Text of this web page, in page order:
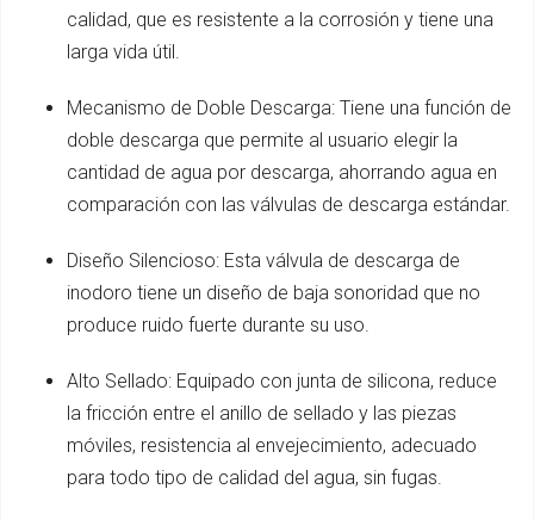
calidad, que es resistente a la corrosión y tiene una
larga vida útil.
Mecanismo de Doble Descarga: Tiene una función de
doble descarga que permite al usuario elegir la
cantidad de agua por descarga, ahorrando agua en
comparación con las válvulas de descarga estándar.
Diseño Silencioso: Esta válvula de descarga de
inodoro tiene un diseño de baja sonoridad que no
produce ruido fuerte durante su uso.
Alto Sellado: Equipado con junta de silicona, reduce
la fricción entre el anillo de sellado y las piezas
móviles, resistencia al envejecimiento, adecuado
para todo tipo de calidad del agua, sin fugas.